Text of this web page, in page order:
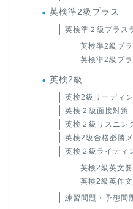
英検準2級プラス
英検準２級プラス
英検準2級プ
英検準2級プ
英検2級
英検2級リーディ
英検２級面接対策
英検２級リスニン
英検2級合格必勝
英検２級ライティ
英検2級英文
英検2級英作
練習問題・予想問